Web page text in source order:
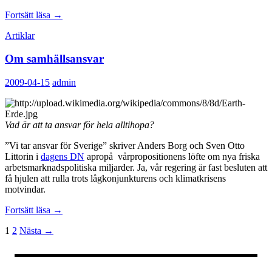
Fortsätt läsa Den
→
Artiklar
Om samhällsansvar
2009-04-15 admin
Vad är att ta ansvar för hela alltihopa?
”Vi tar ansvar för Sverige” skriver Anders Borg och Sven Otto
Littorin i dagens DN apropå vårpropositionens löfte om nya friska
arbetsmarknadspolitiska miljarder. Ja, vår regering är fast besluten att
få hjulen att rulla trots lågkonjunkturens och klimatkrisens
motvindar.
Fortsätt läsa Om
→
Inläggsnavigering
1 2 Nästa →